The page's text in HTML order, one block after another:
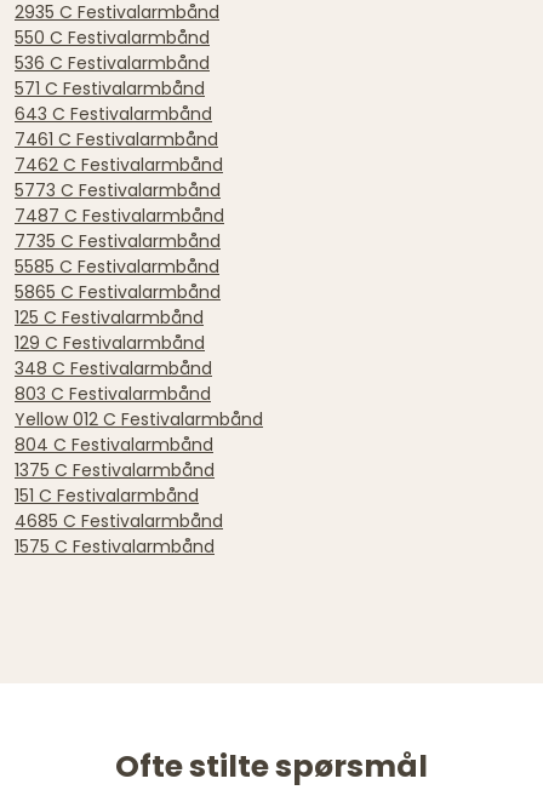
2935 C Festivalarmbånd
550 C Festivalarmbånd
536 C Festivalarmbånd
571 C Festivalarmbånd
643 C Festivalarmbånd
7461 C Festivalarmbånd
7462 C Festivalarmbånd
5773 C Festivalarmbånd
7487 C Festivalarmbånd
7735 C Festivalarmbånd
5585 C Festivalarmbånd
5865 C Festivalarmbånd
125 C Festivalarmbånd
129 C Festivalarmbånd
348 C Festivalarmbånd
803 C Festivalarmbånd
Yellow 012 C Festivalarmbånd
804 C Festivalarmbånd
1375 C Festivalarmbånd
151 C Festivalarmbånd
4685 C Festivalarmbånd
1575 C Festivalarmbånd
Ofte stilte spørsmål